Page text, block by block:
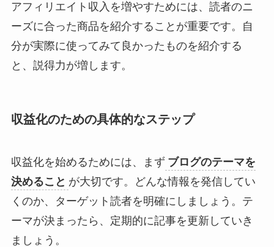
アフィリエイト収入を増やすためには、読者のニ
ーズに合った商品を紹介することが重要です。自
分が実際に使ってみて良かったものを紹介する
と、説得力が増します。
収益化のための具体的なステップ
収益化を始めるためには、まず ブログのテーマを
決めること が大切です。どんな情報を発信してい
くのか、ターゲット読者を明確にしましょう。テ
ーマが決まったら、定期的に記事を更新していき
ましょう。